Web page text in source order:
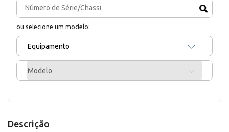
ou selecione um modelo:
Equipamento
Modelo
Descrição